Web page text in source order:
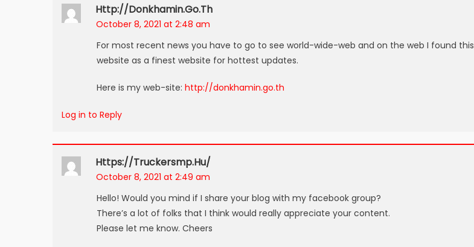
Http://donkhamin.go.th
October 8, 2021 at 2:48 am
For most recent news you have to go to see world-wide-web and on the web I found this
website as a finest website for hottest updates.
Here is my web-site: http://donkhamin.go.th
Log in to Reply
Https://truckersmp.hu/
October 8, 2021 at 2:49 am
Hello! Would you mind if I share your blog with my facebook group?
There’s a lot of folks that I think would really appreciate your content.
Please let me know. Cheers